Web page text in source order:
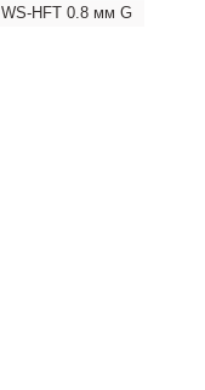
WS-HFT 0.8 мм G